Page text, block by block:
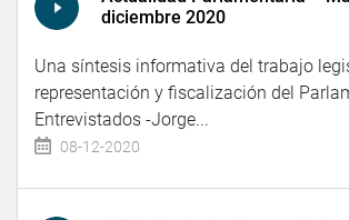
diciembre 2020
Una síntesis informativa del trabajo
representación y fiscalización del
Entrevistados -Jorge...
08-12-2020